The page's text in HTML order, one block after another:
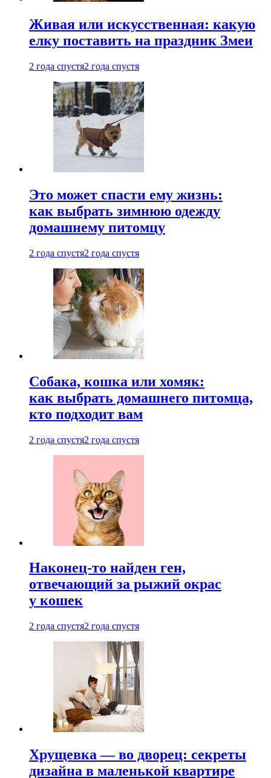
Живая или искусственная: какую
елку поставить на праздник Змеи
2 года спустя2 года спустя
Это может спасти ему жизнь:
как выбрать зимнюю одежду
домашнему питомцу
2 года спустя2 года спустя
Собака, кошка или хомяк:
как выбрать домашнего питомца,
кто подходит вам
2 года спустя2 года спустя
Наконец-то найден ген,
отвечающий за рыжий окрас
у кошек
2 года спустя2 года спустя
Хрущевка — во дворец: секреты
дизайна в маленькой квартире